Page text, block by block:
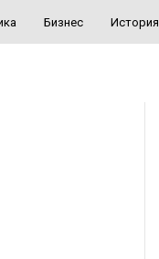
Бизнес История